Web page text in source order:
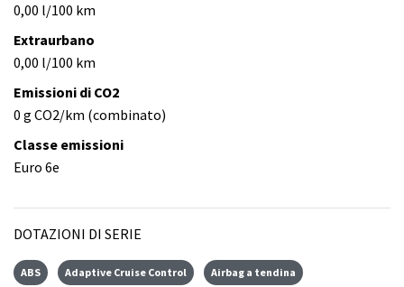
0,00 l/100 km
Extraurbano
0,00 l/100 km
Emissioni di CO2
0 g CO2/km (combinato)
Classe emissioni
Euro 6e
DOTAZIONI DI SERIE
ABS Adaptive Cruise Control Airbag a tendina